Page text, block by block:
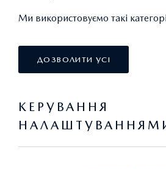
ПРИВІД ЗАМКА КАПОТУ
1 039,50 ГРН.*
Ми використовуємо такі
ДОЗВОЛИТИ УСІ
КЕРУВАННЯ